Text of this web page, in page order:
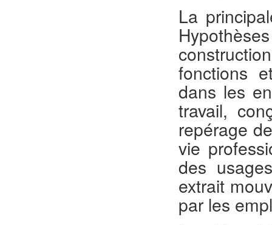
La
fonctions
dans les
travail,
repérage
vie
des
extrait
par les